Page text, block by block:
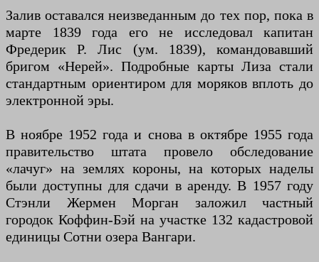
Залив оставался неизведанным до тех пор, пока в
марте 1839 года его не исследовал капитан
Фредерик Р. Лис (ум. 1839), командовавший
бригом «Нерей». Подробные карты Лиза стали
стандартным ориентиром для моряков вплоть до
электронной эры.
В ноябре 1952 года и снова в октябре 1955 года
правительство штата провело обследование
«лачуг» на землях короны, на которых наделы
были доступны для сдачи в аренду. В 1957 году
Стэнли Жермен Морган заложил частный
городок Коффин-Бэй на участке 132 кадастровой
единицы Сотни озера Вангари.